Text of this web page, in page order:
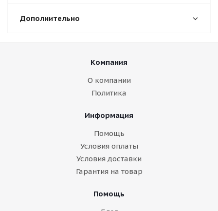
Дополнительно
Компания
О компании
Политика
Информация
Помощь
Условия оплаты
Условия доставки
Гарантия на товар
Помощь